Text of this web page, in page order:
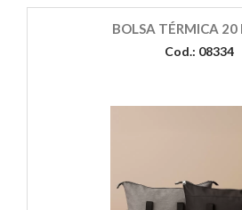
BOLSA TÉRMICA 20
Cod.: 08334